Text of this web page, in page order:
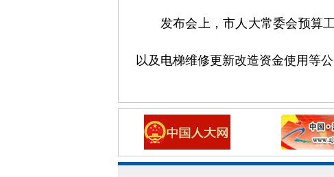
发布会上，市人大常委会预算
以及电梯维修更新改造资金使用等